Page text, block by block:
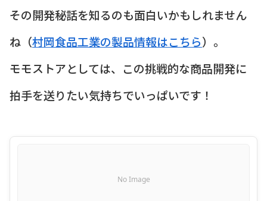
その開発秘話を知るのも面白いかもしれません
ね（村岡食品工業の製品情報はこちら）。
モモストアとしては、この挑戦的な商品開発に
拍手を送りたい気持ちでいっぱいです！
No Image